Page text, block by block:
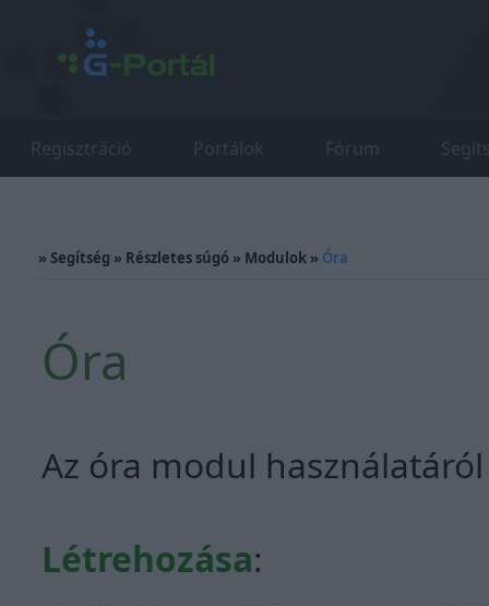
Regisztráció Portálok Fórum
» Segítség » Részletes súgó » Modulok » Óra
Óra
Az óra modul
Létrehozása: